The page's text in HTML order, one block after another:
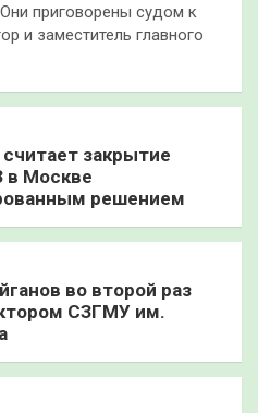
приговорены судом к
и заместитель главного
закрытие
в Москве
решением
во второй раз
СЗГМУ им.